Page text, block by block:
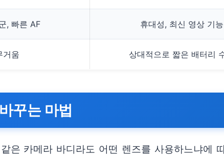
, 빠른 AF 휴대성, 최신 영상 기능
거움 상대적으로 짧은 배터리
꾸는 마법
은 카메라 바디라도 어떤 렌즈를 사용하느냐에